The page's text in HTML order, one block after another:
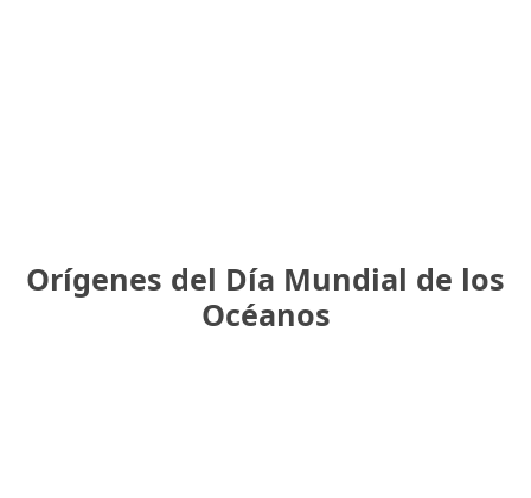
Orígenes del Día Mundial de los
Océanos